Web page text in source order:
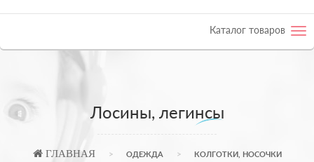
Каталог товаров
Лосины, легинсы
ГЛАВНАЯ ОДЕЖДА КОЛГОТКИ, НОСОЧКИ